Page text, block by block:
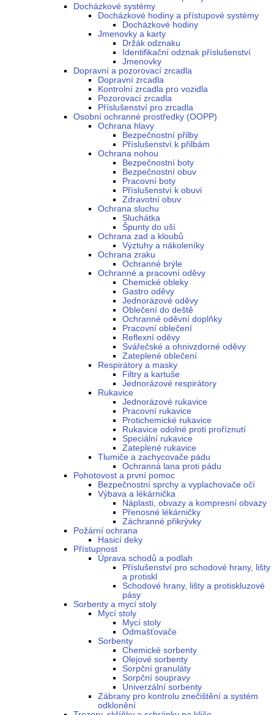
Docházkové systémy
Docházkové hodiny a přístupové systémy
Docházkové hodiny
Jmenovky a karty
Držák odznaku
Identifikační odznak příslušenství
Jmenovky
Dopravní a pozorovací zrcadla
Dopravní zrcadla
Kontrolní zrcadla pro vozidla
Pozorovací zrcadla
Příslušenství pro zrcadla
Osobní ochranné prostředky (OOPP)
Ochrana hlavy
Bezpečnostní přilby
Příslušenství k přilbám
Ochrana nohou
Bezpečnostní boty
Bezpečnostní obuv
Pracovní boty
Příslušenství k obuvi
Zdravotní obuv
Ochrana sluchu
Sluchátka
Špunty do uší
Ochrana zad a kloubů
Výztuhy a nákoleníky
Ochrana zraku
Ochranné brýle
Ochranné a pracovní oděvy
Chemické obleky
Gastro oděvy
Jednorázové oděvy
Oblečení do deště
Ochranné oděvní doplňky
Pracovní oblečení
Reflexní oděvy
Svářečské a ohnivzdorné oděvy
Zateplené oblečení
Respirátory a masky
Filtry a kartuše
Jednorázové respirátory
Rukavice
Jednorázové rukavice
Pracovní rukavice
Protichemické rukavice
Rukavice odolné proti proříznutí
Speciální rukavice
Zateplené rukavice
Tlumiče a zachycovače pádu
Ochranná lana proti pádu
Pohotovost a první pomoc
Bezpečnostní sprchy a vyplachovače očí
Výbava a lékárnička
Náplasti, obvazy a kompresní obvazy
Přenosné lékárničky
Záchranné přikrývky
Požární ochrana
Hasicí deky
Přístupnost
Úprava schodů a podlah
Příslušenství pro schodové hrany, lišty
a protiskl
Schodové hrany, lišty a protiskluzové
pásy
Sorbenty a mycí stoly
Mycí stoly
Mycí stoly
Odmašťovače
Sorbenty
Chemické sorbenty
Olejové sorbenty
Sorpční granuláty
Sorpční soupravy
Univerzální sorbenty
Zábrany pro kontrolu znečištění a systém
odklonění